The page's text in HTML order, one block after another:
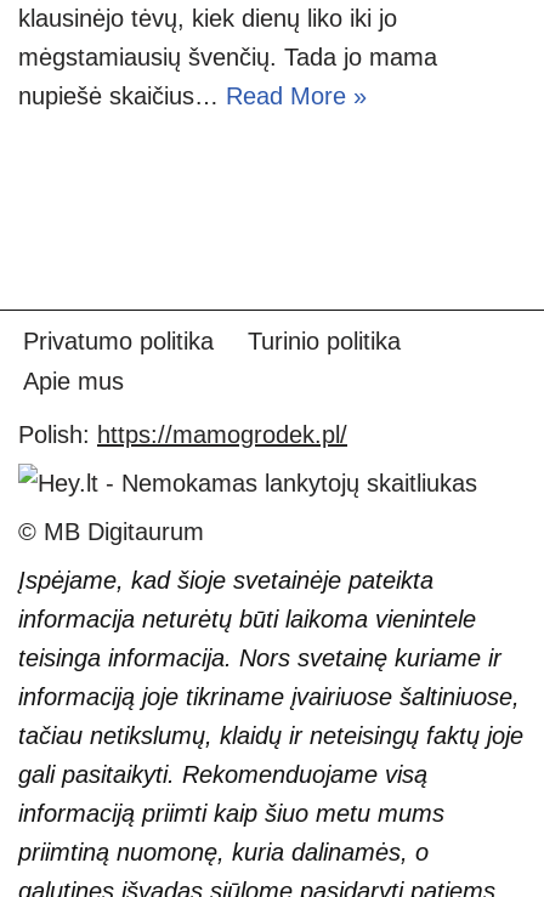
klausinėjo tėvų, kiek dienų liko iki jo
mėgstamiausių švenčių. Tada jo mama
nupiešė skaičius… Read More »
Privatumo politika
Turinio politika
Apie mus
Polish: https://mamogrodek.pl/
© MB Digitaurum
Įspėjame, kad šioje svetainėje pateikta
informacija neturėtų būti laikoma vienintele
teisinga informacija. Nors svetainę kuriame ir
informaciją joje tikriname įvairiuose šaltiniuose,
tačiau netikslumų, klaidų ir neteisingų faktų joje
gali pasitaikyti. Rekomenduojame visą
informaciją priimti kaip šiuo metu mums
priimtiną nuomonę, kuria dalinamės, o
galutines išvadas siūlome pasidaryti patiems.